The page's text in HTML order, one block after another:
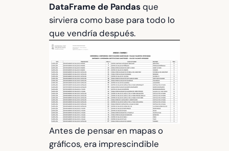
DataFrame de Pandas que
sirviera como base para todo lo
que vendría después.
Antes de pensar en mapas o
gráficos, era imprescindible